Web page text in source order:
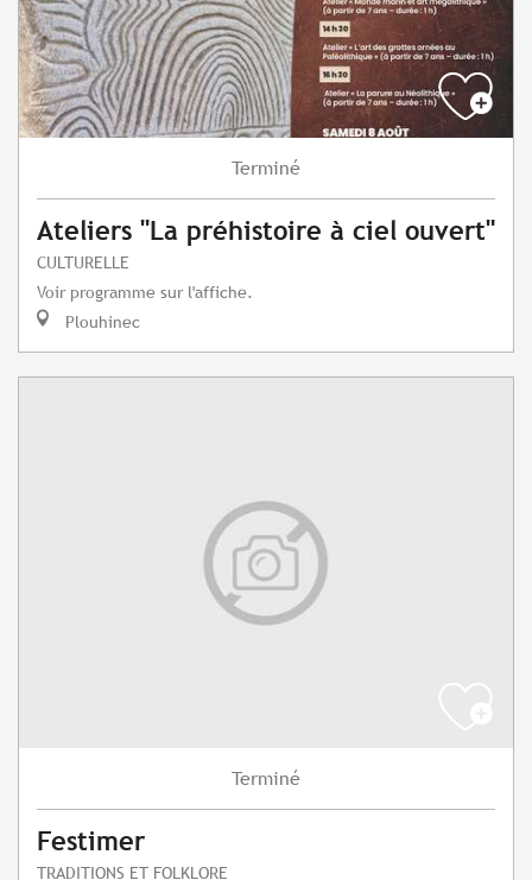
Terminé
Ateliers "La préhistoire à ciel ouvert"
CULTURELLE
Voir programme sur l'affiche.
Plouhinec
Terminé
Festimer
TRADITIONS ET FOLKLORE